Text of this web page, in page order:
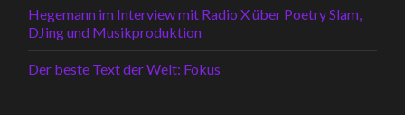
Hegemann im Interview mit Radio X über Poetry Slam,
DJing und Musikproduktion
Der beste Text der Welt: Fokus